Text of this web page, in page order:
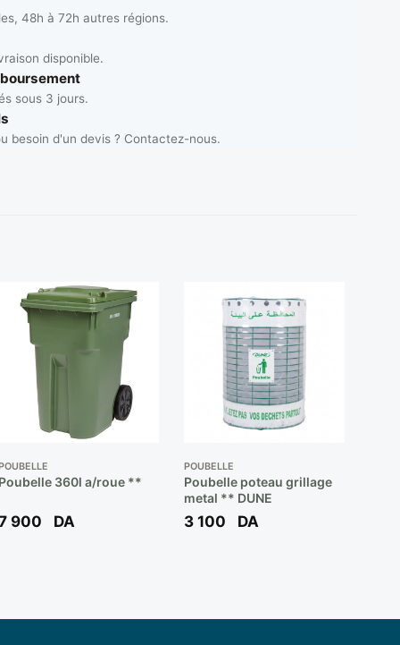
48h à 72h autres régions.
disponible.
sous 3 jours.
besoin d'un devis ? Contactez-nous.
360l a/roue **
900 DA
POUBELLE
Poubelle poteau grillage
metal ** DUNE
3 100 DA